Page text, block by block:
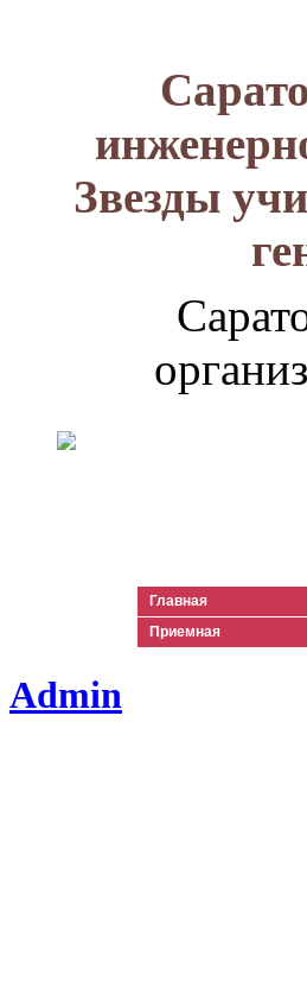
Звезды
Главная
Приемная
Admin